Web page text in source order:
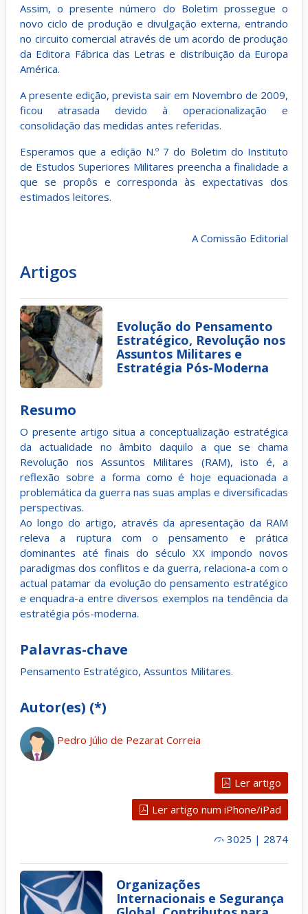
Assim, o presente número do Boletim prossegue o
novo ciclo de produção e divulgação externa, entrando
no circuito comercial através de um acordo de produção
da Editora Fábrica das Letras e distribuição da Europa
América.
A presente edição, prevista sair em Novembro de 2009,
ficou atrasada devido à operacionalização e
consolidação das medidas antes referidas.
Esperamos que a edição N.º 7 do Boletim do Instituto
de Estudos Superiores Militares preencha a finalidade a
que se propôs e corresponda às expectativas dos
estimados leitores.
A Comissão Editorial
Artigos
Evolução do Pensamento
Estratégico, Revolução nos
Assuntos Militares e
Estratégia Pós-Moderna
Resumo
O presente artigo situa a conceptualização estratégica
da actualidade no âmbito daquilo a que se chama
Revolução nos Assuntos Militares (RAM), isto é, a
reflexão sobre a forma como é hoje equacionada a
problemática da guerra nas suas amplas e diversificadas
perspectivas.
Ao longo do artigo, através da apresentação da RAM
releva a ruptura com o pensamento e prática
dominantes até finais do século XX impondo novos
paradigmas dos conflitos e da guerra, relaciona-a com o
actual patamar da evolução do pensamento estratégico
e enquadra-a entre diversos exemplos na tendência da
estratégia pós-moderna.
Palavras-chave
Pensamento Estratégico, Assuntos Militares.
Autor(es) (*)
Pedro Júlio de Pezarat Correia
Ler artigo
Ler artigo num iPhone/iPad
3025 | 2874
Organizações
Internacionais e Segurança